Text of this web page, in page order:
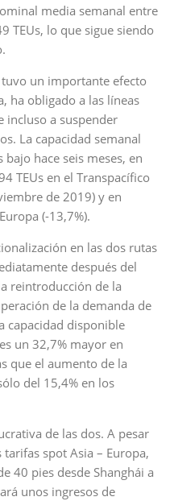
media semanal entre
TEUs, lo que sigue siendo
un importante efecto
ha obligado a las líneas
incluso a suspender
La capacidad semanal
hace seis meses, en
TEUs en el Transpacífico
de 2019) y en
(-13,7%).
en las dos rutas
después del
reintroducción de la
de la demanda de
capacidad disponible
un 32,7% mayor en
que el aumento de la
del 15,4% en los
de las dos. A pesar
spot Asia – Europa,
40 pies desde Shanghái a
unos ingresos de